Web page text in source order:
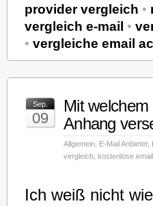
provider vergleich •
vergleich e-mail •
• vergleiche email
Sep.
09
Mit
Anhang
Allgemein E-Mail Anbieter,
vergleich kostenlose
Ich weiß nicht